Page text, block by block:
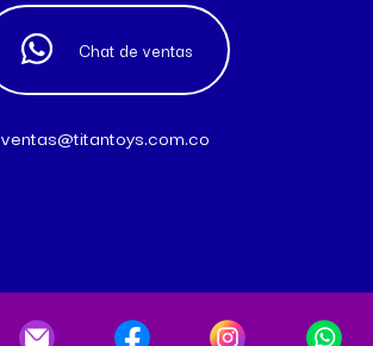
Chat de ventas
ventas@titantoys.com.co